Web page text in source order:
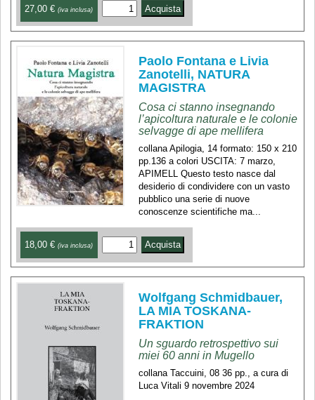
27,00 € (iva inclusa)
Paolo Fontana e Livia
Zanotelli, NATURA
MAGISTRA
Cosa ci stanno insegnando
l’apicoltura naturale e le colonie
selvagge di ape mellifera
collana Apilogia, 14 formato: 150 x 210
pp.136 a colori USCITA: 7 marzo,
APIMELL Questo testo nasce dal
desiderio di condividere con un vasto
pubblico una serie di nuove
conoscenze scientifiche ma...
18,00 € (iva inclusa)
Wolfgang Schmidbauer,
LA MIA TOSKANA-
FRAKTION
Un sguardo retrospettivo sui
miei 60 anni in Mugello
collana Taccuini, 08 36 pp., a cura di
Luca Vitali 9 novembre 2024